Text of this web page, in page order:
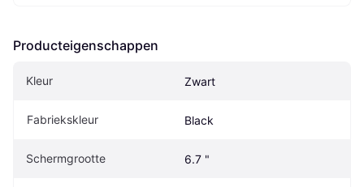
Producteigenschappen
Kleur Zwart
Fabriekskleur Black
Schermgrootte 6.7 "